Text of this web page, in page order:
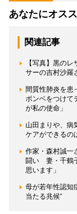
あなたにオス
関連記事
【写真】黒の
サーの吉村沙羅
間質性肺炎を
ボンベをつけて
が私の使命」
山田まりや、病
ケアができるの
作家・森村誠一
闘い 妻・千鶴
思います」
母が若年性認
当たる兆候”